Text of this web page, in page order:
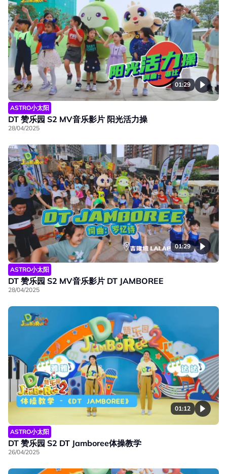
01:29
ASTRO小太阳
DT 赞乐园 S2 MV音乐影片 阳光活力操
28/04/2025
01:29
ASTRO小太阳
DT 赞乐园 S2 MV音乐影片 DT JAMBOREE
28/04/2025
01:12
ASTRO小太阳
DT 赞乐园 S2 DT Jamboree体操教学
26/04/2025